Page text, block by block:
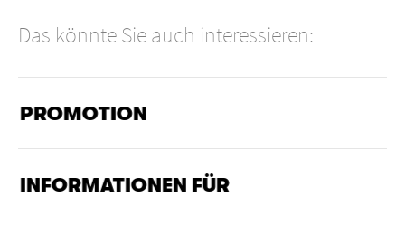
Das könnte Sie auch interessieren:
PROMOTION
INFORMATIONEN FÜR